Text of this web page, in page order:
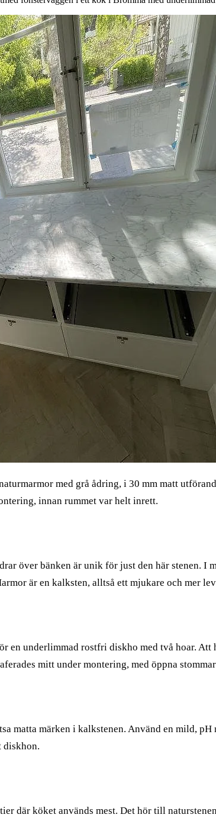
med grå ådring, i 30 mm matt
innan rummet var helt inrett.
över bänken är unik för just den här stenen.
är en kalksten, alltså ett mjukare och mer
en underlimmad rostfri diskho med två hoar.
mitt under montering, med öppna
matta märken i kalkstenen. Använd en mild,
diskhon.
där köket används mest. Det hör till